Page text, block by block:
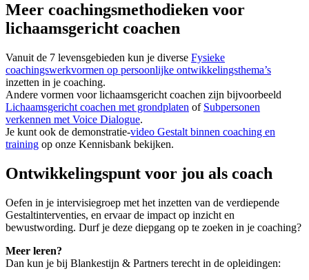
Meer coachingsmethodieken voor
lichaamsgericht coachen
Vanuit de 7 levensgebieden kun je diverse Fysieke
coachingswerkvormen op persoonlijke ontwikkelingsthema’s
inzetten in je coaching.
Andere vormen voor lichaamsgericht coachen zijn bijvoorbeeld
Lichaamsgericht coachen met grondplaten of Subpersonen
verkennen met Voice Dialogue.
Je kunt ook de demonstratie-video Gestalt binnen coaching en
training op onze Kennisbank bekijken.
Ontwikkelingspunt voor jou als coach
Oefen in je intervisiegroep met het inzetten van de verdiepende
Gestaltinterventies, en ervaar de impact op inzicht en
bewustwording. Durf je deze diepgang op te zoeken in je coaching?
Meer leren?
Dan kun je bij Blankestijn & Partners terecht in de opleidingen: